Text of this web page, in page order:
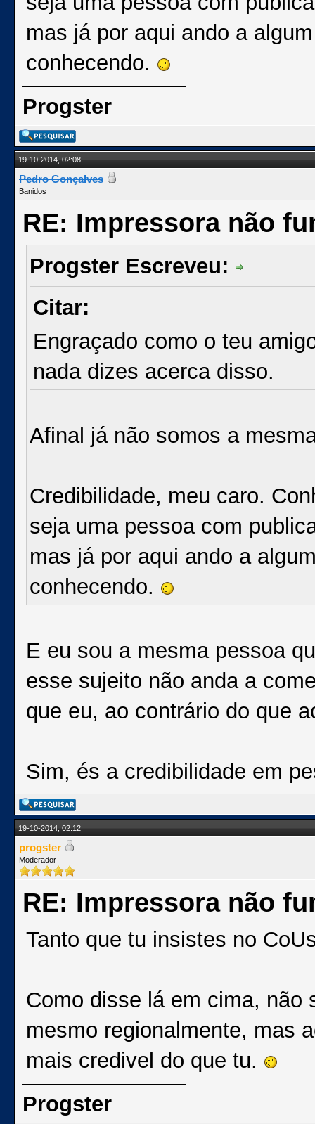
mas já por aqui ando a
conhecendo.
Progster
19-10-2014, 02:08
Pedro Gonçalves
Banidos
RE: Impressora não
Progster Escreveu:
Citar:
Engraçado como o teu
nada dizes acerca disso.
Afinal já não somos a
Credibilidade, meu caro.
seja uma pessoa com
mas já por aqui ando a
conhecendo.
E eu sou a mesma pessoa
esse sujeito não anda a
que eu, ao contrário do que
Sim, és a credibilidade em
19-10-2014, 02:12
progster
Moderador
RE: Impressora não
Tanto que tu insistes no
Como disse lá em cima, não
mesmo regionalmente, mas
mais credivel do que tu.
Progster